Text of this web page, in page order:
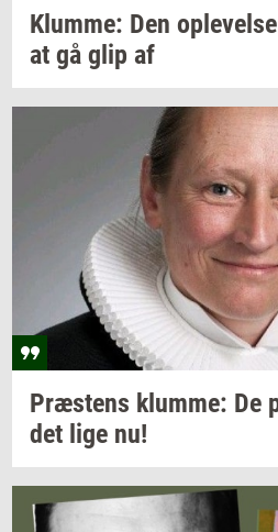
Klum­me: Den op­le­vel­se
at gå glip af
Præ­stens klum­me: De
det lige nu!